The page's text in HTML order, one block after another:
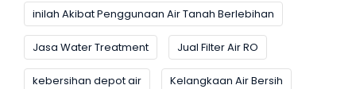
inilah Akibat Penggunaan Air Tanah Berlebihan
Jasa Water Treatment Jual Filter Air RO
kebersihan depot air Kelangkaan Air Bersih